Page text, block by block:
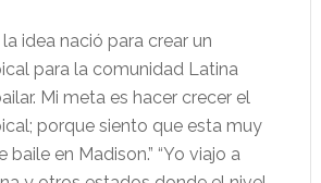
idea nació para crear un
para la comunidad Latina
Mi meta es hacer crecer el
porque siento que esta muy
baile en Madison.” “Yo viajo a